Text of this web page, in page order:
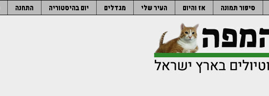
סיפור תמונה אז והיום העיר שלי מגדלים יום בהיסטוריה התחנה